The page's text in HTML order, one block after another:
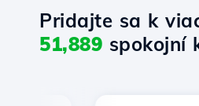
Pridajte sa k
51,889 spokojní